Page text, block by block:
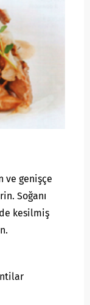
ve genişçe
Soğanı
kesilmiş